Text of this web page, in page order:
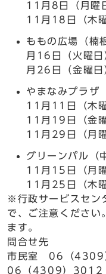
11月8日（月曜
11月18日（木
ももの広場（楠
月16日（火曜
月26日（金曜日
やまなみプラザ
11月11日（木
11月19日（金
11月29日（月曜
グリーンパル（
11月15日（月
11月25日（木曜
※行政サービスセン
で、ご注意ください
ます。
問合せ先
市民室 06（4309
06（4309）3012